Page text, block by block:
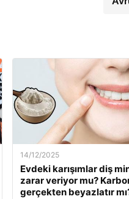
14/12/2025
Evdeki karışımlar diş
zarar veriyor mu?
gerçekten beyazlatır